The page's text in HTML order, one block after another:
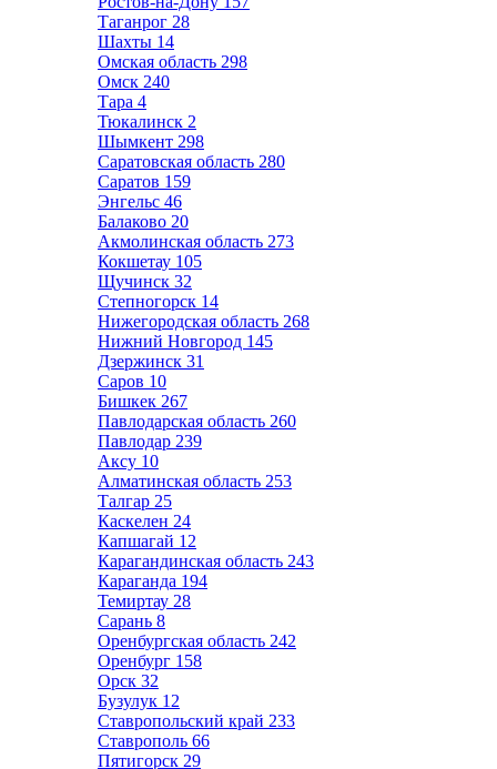
Таганрог 28
Шахты 14
Омская область 298
Омск 240
Тара 4
Тюкалинск 2
Шымкент 298
Саратовская область 280
Саратов 159
Энгельс 46
Балаково 20
Акмолинская область 273
Кокшетау 105
Щучинск 32
Степногорск 14
Нижегородская область 268
Нижний Новгород 145
Дзержинск 31
Саров 10
Бишкек 267
Павлодарская область 260
Павлодар 239
Аксу 10
Алматинская область 253
Талгар 25
Каскелен 24
Капшагай 12
Карагандинская область 243
Караганда 194
Темиртау 28
Сарань 8
Оренбургская область 242
Оренбург 158
Орск 32
Бузулук 12
Ставропольский край 233
Ставрополь 66
Пятигорск 29